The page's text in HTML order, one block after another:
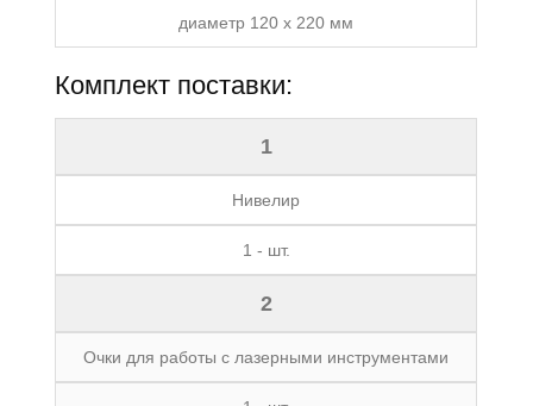
диаметр 120 x 220 мм
Комплект поставки:
1
Нивелир
1 - шт.
2
Очки для работы с лазерными инструментами